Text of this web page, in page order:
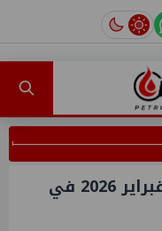
سعر الذهب اليوم السبت 28 فبراير 2026 في